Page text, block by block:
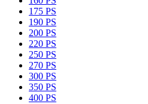
175 PS
190 PS
200 PS
220 PS
250 PS
270 PS
300 PS
350 PS
400 PS